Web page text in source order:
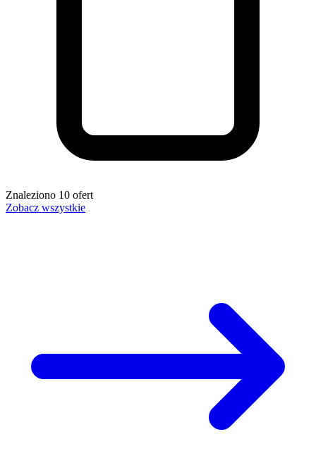
Znaleziono 10 ofert
Zobacz wszystkie